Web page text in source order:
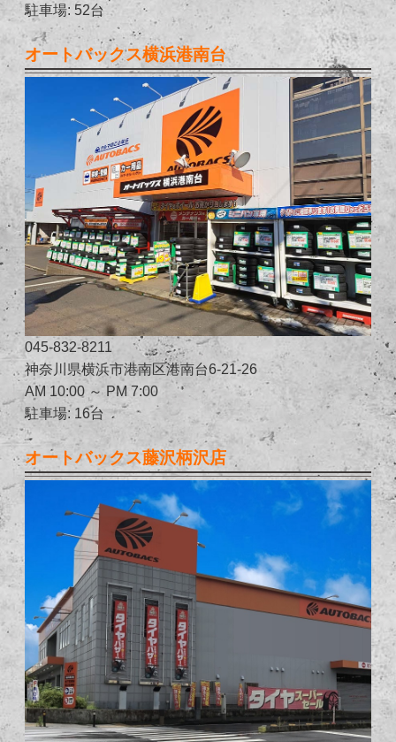
駐車場: 52台
オートバックス横浜港南台
045-832-8211
神奈川県横浜市港南区港南台6-21-26
AM 10:00 ～ PM 7:00
駐車場: 16台
オートバックス藤沢柄沢店